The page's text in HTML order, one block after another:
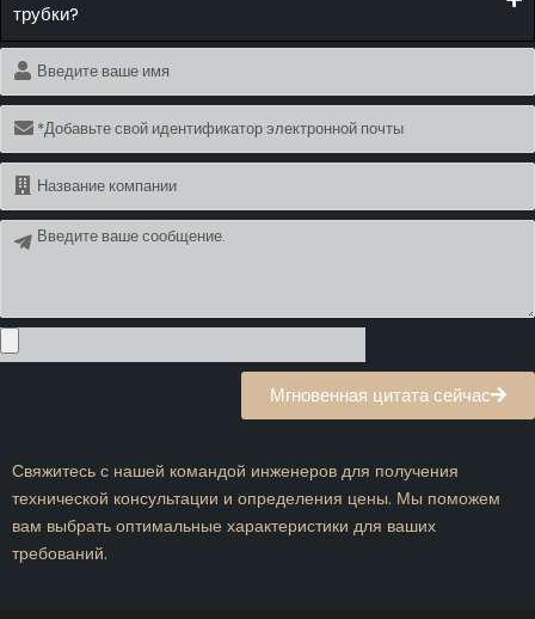
трубки?
Имя
Электронная
почта
Имя
Сообщение
Мгновенная цитата сейчас
Свяжитесь с нашей командой инженеров для получения
технической консультации и определения цены. Мы поможем
вам выбрать оптимальные характеристики для ваших
требований.